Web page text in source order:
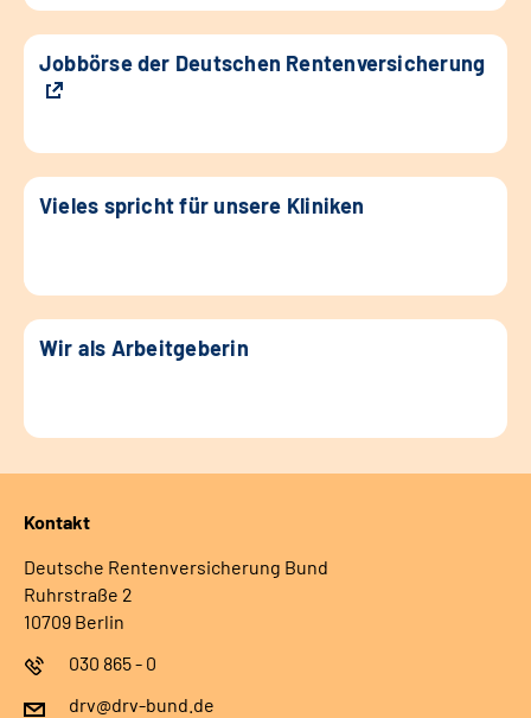
Jobbörse der Deutschen Rentenversicherung
Vieles spricht für unsere Kliniken
Wir als Arbeitgeberin
Kontakt
Deutsche Rentenversicherung Bund
Ruhrstraße 2
10709 Berlin
030 865 - 0
drv@drv-bund.de